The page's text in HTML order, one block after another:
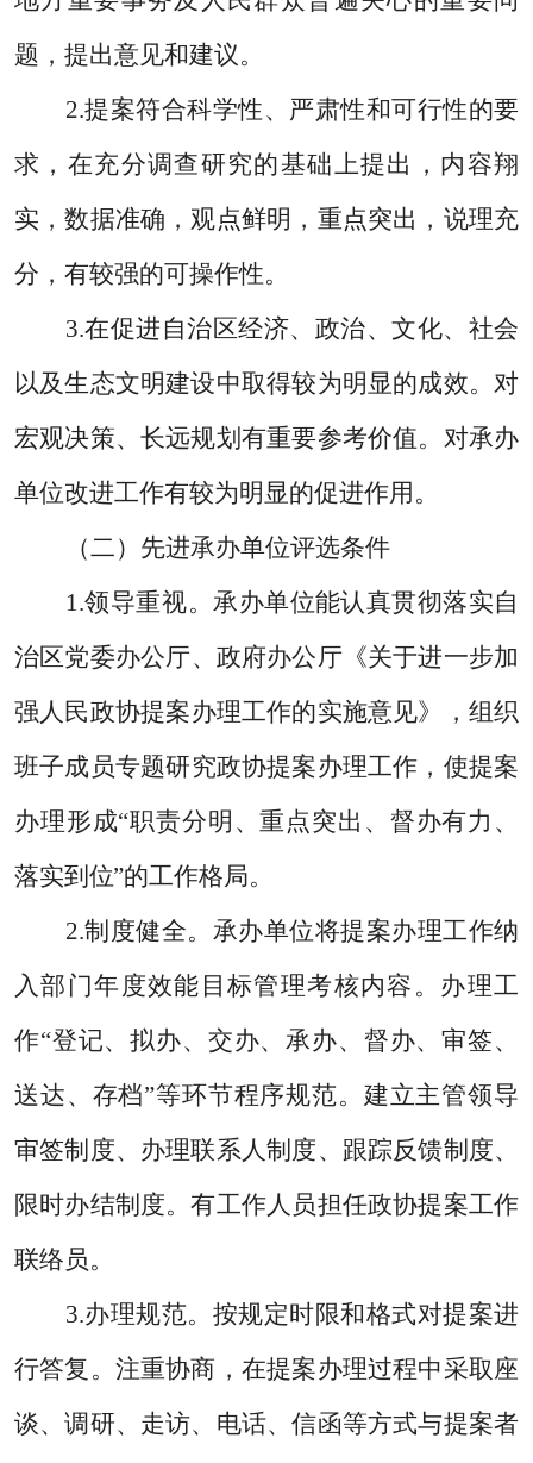
题，提出意见和建议。
2.提案符合科学性、严肃性和可行性的要
求，在充分调查研究的基础上提出， 内容翔
实，数据准确，观点鲜明，重点突出，说理充
分，有较强的可操作性。
3.在促进自治区经济、政治、文化、社会
以及生态文明建设中取得较为明显的成效。对
宏观决策、长远规划有重要参考价值。对承办
单位改进工作有较为明显的促进作用。
（二）先进承办单位评选条件
1.领导重视。承办单位能认真贯彻落实自
治区党委办公厅、政府办公厅《关于进一步加
强人民政协提案办理工作的实施意见》，组织
班子成员专题研究政协提案办理工作，使提案
办理形成“职责分明、重点突出、督办有力、
落实到位”的工作格局。
2.制度健全。承办单位将提案办理工作纳
入部门年度效能目标管理考核内容。办理工
作“登记、拟办、交办、承办、督办、审签、
送达、存档”等环节程序规范。建立主管领导
审签制度、办理联系人制度、跟踪反馈制度、
限时办结制度。有工作人员担任政协提案工作
联络员。
3.办理规范。按规定时限和格式对提案进
行答复。注重协商，在提案办理过程中采取座
谈、调研、走访、电话、信函等方式与提案者